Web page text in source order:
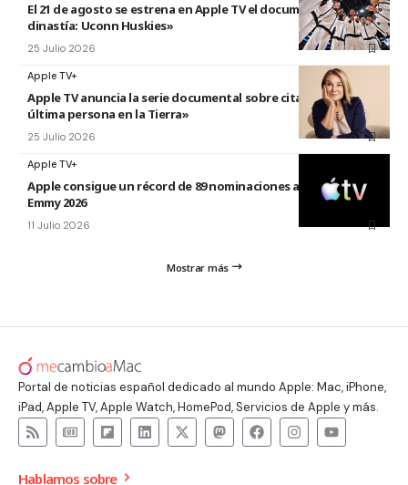
El 21 de agosto se estrena en Apple TV el documental «La
dinastía: Uconn Huskies»
25 Julio 2026
Apple TV+
Apple TV anuncia la serie documental sobre citas titulada «La
última persona en la Tierra»
25 Julio 2026
Apple TV+
Apple consigue un récord de 89 nominaciones a los premios
Emmy 2026
11 Julio 2026
Mostrar más
Portal de noticias español dedicado al mundo Apple: Mac, iPhone,
iPad, Apple TV, Apple Watch, HomePod, Servicios de Apple y más.
Hablamos sobre